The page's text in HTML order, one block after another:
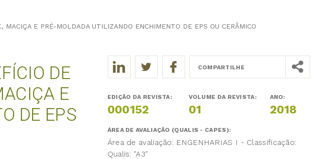
E PRÉ-MOLDADA UTILIZANDO ENCHIMENTO DE EPS OU CERÂMICO
DE
E
DE EPS
COMPARTILHE
EDIÇÃO DA REVISTA:
000152
VOLUME DA REVISTA:
01
ANO:
2018
ÁREA DE AVALIAÇÃO (QUALIS - CAPES):
Área de avaliação: ENGENHARIAS I - Classificação:
Qualis: "A3"